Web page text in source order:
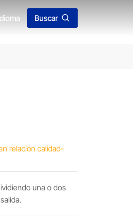
Buscar
relación calidad-
una o dos